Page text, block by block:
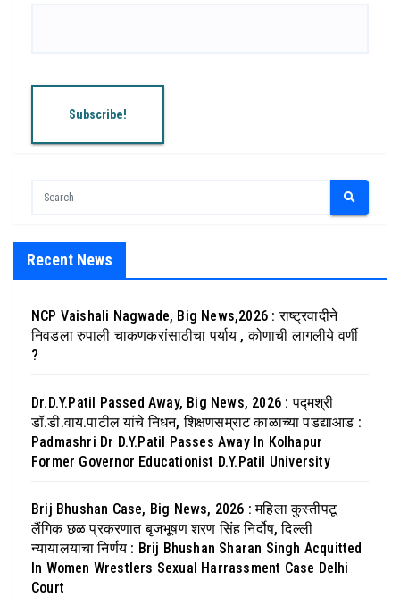
Recent News
NCP Vaishali Nagwade, Big News,2026 : राष्ट्रवादीने
निवडला रुपाली चाकणकरांसाठीचा पर्याय , कोणाची लागलीये वर्णी
?
Dr.D.Y.Patil Passed Away, Big News, 2026 : पद्मश्री
डॉ.डी.वाय.पाटील यांचे निधन, शिक्षणसम्राट काळाच्या पडद्याआड :
Padmashri Dr D.Y.Patil Passes Away In Kolhapur
Former Governor Educationist D.Y.Patil University
Brij Bhushan Case, Big News, 2026 : महिला कुस्तीपटू
लैंगिक छळ प्रकरणात बृजभूषण शरण सिंह निर्दोष, दिल्ली
न्यायालयाचा निर्णय : Brij Bhushan Sharan Singh Acquitted
In Women Wrestlers Sexual Harrassment Case Delhi
Court